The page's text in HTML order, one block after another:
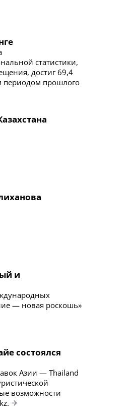
статистики,
достиг 69,4
периодом прошлого
и
— новая роскошь»
состоялся
Азии — Thailand
возможности